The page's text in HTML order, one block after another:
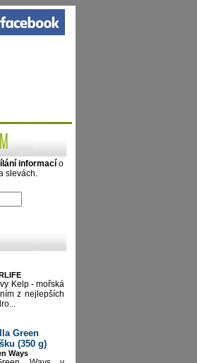
informací o
slevách.
Kelp - mořská
z nejlepších
Green
(350 g)
Ways